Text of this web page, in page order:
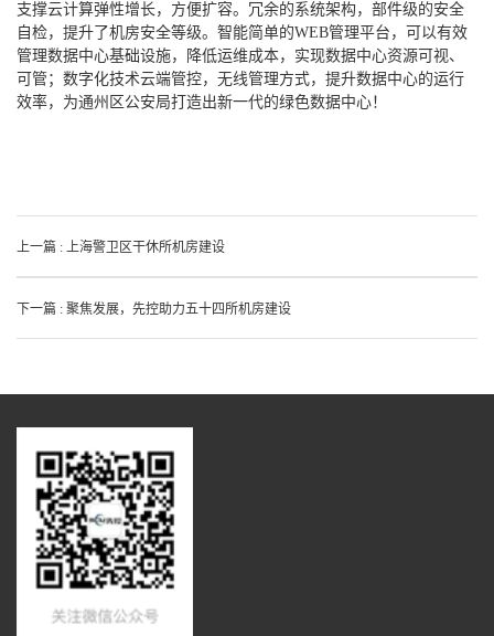
支撑云计算弹性增长，方便扩容。冗余的系统架构，部件级的安全
自检，提升了机房安全等级。智能简单的WEB管理平台，可以有效
管理数据中心基础设施，降低运维成本，实现数据中心资源可视、
可管；数字化技术云端管控，无线管理方式，提升数据中心的运行
效率，为通州区公安局打造出新一代的绿色数据中心！
上一篇 : 上海警卫区干休所机房建设
下一篇 : 聚焦发展，先控助力五十四所机房建设